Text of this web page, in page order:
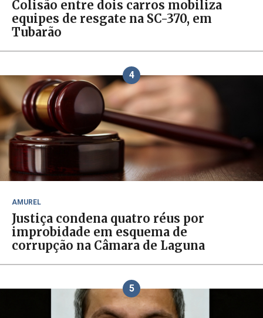
Colisão entre dois carros mobiliza
equipes de resgate na SC-370, em
Tubarão
4
AMUREL
Justiça condena quatro réus por
improbidade em esquema de
corrupção na Câmara de Laguna
5